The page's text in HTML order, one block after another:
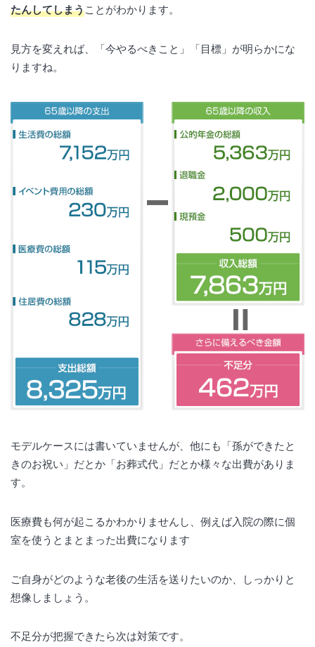
たんしてしまうことがわかります。
見方を変えれば、「今やるべきこと」「目標」が明らかにな
りますね。
モデルケースには書いていませんが、他にも「孫ができたと
きのお祝い」だとか「お葬式代」だとか様々な出費がありま
す。
医療費も何が起こるかわかりませんし、例えば入院の際に個
室を使うとまとまった出費になります
ご自身がどのような老後の生活を送りたいのか、しっかりと
想像しましょう。
不足分が把握できたら次は対策です。